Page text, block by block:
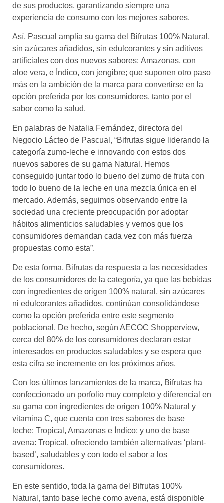
de sus productos, garantizando siempre una
experiencia de consumo con los mejores sabores.
Así, Pascual amplía su gama del Bifrutas 100% Natural,
sin azúcares añadidos, sin edulcorantes y sin aditivos
artificiales con dos nuevos sabores: Amazonas, con
aloe vera, e Índico, con jengibre; que suponen otro paso
más en la ambición de la marca para convertirse en la
opción preferida por los consumidores, tanto por el
sabor como la salud.
En palabras de Natalia Fernández, directora del
Negocio Lácteo de Pascual, “Bifrutas sigue liderando la
categoría zumo-leche e innovando con estos dos
nuevos sabores de su gama Natural. Hemos
conseguido juntar todo lo bueno del zumo de fruta con
todo lo bueno de la leche en una mezcla única en el
mercado. Además, seguimos observando entre la
sociedad una creciente preocupación por adoptar
hábitos alimenticios saludables y vemos que los
consumidores demandan cada vez con más fuerza
propuestas como esta”.
De esta forma, Bifrutas da respuesta a las necesidades
de los consumidores de la categoría, ya que las bebidas
con ingredientes de origen 100% natural, sin azúcares
ni edulcorantes añadidos, continúan consolidándose
como la opción preferida entre este segmento
poblacional. De hecho, según AECOC Shopperview,
cerca del 80% de los consumidores declaran estar
interesados en productos saludables y se espera que
esta cifra se incremente en los próximos años.
Con los últimos lanzamientos de la marca, Bifrutas ha
confeccionado un porfolio muy completo y diferencial en
su gama con ingredientes de origen 100% Natural y
vitamina C, que cuenta con tres sabores de base
leche: Tropical, Amazonas e Índico; y uno de base
avena: Tropical, ofreciendo también alternativas ‘plant-
based’, saludables y con todo el sabor a los
consumidores.
En este sentido, toda la gama del Bifrutas 100%
Natural, tanto base leche como avena, está disponible